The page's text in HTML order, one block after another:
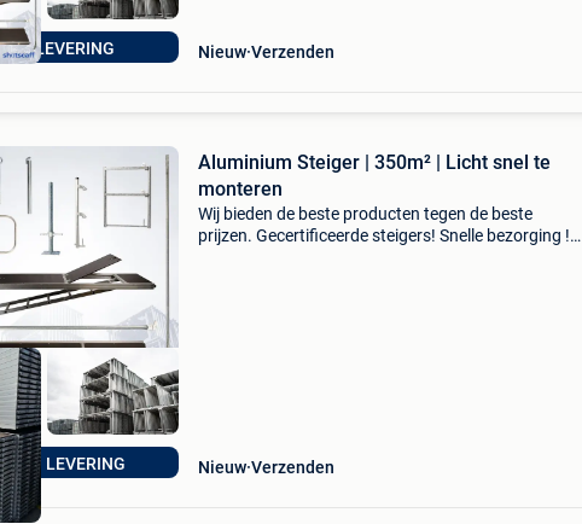
LEVERING Nieuw Verzenden
BIJ LEVERING
Aluminium Steiger | 350m² | Licht snel te
monteren
Wij bieden de beste producten tegen de beste
prijzen. Gecertificeerde steigers! Snelle bezorging !
Nieuw Verzenden